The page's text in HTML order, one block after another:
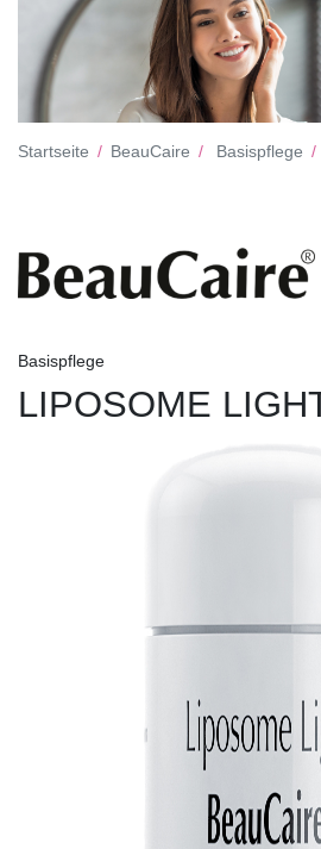
Startseite BeauCaire Basispflege
Basispflege
LIPOSOME